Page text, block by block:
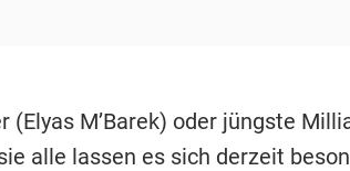
(Elyas M’Barek) oder jüngste
alle lassen es sich derzeit